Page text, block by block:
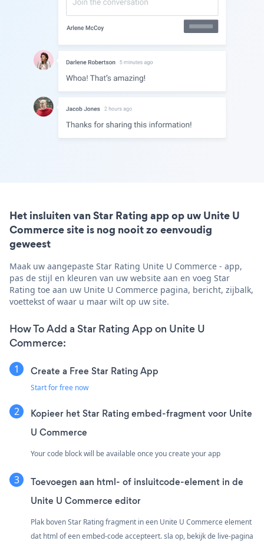
Het insluiten van Star Rating app op uw Unite U
Commerce site is nog nooit zo eenvoudig
geweest
Maak uw aangepaste Star Rating Unite U Commerce - app,
pas de stijl en kleuren van uw website aan en voeg Star
Rating toe aan uw Unite U Commerce pagina, bericht, zijbalk,
voettekst of waar u maar wilt op uw site.
How To Add a Star Rating App on Unite U
Commerce:
Create a Free Star Rating App
Start for free now
Kopieer het Star Rating embed-fragment voor Unite
U Commerce
Your code block will be available once you create your app
Toevoegen aan html- of insluitcode-element in de
Unite U Commerce editor
Plak boven Star Rating fragment in een Unite U Commerce element
dat html of een embed-code accepteert. sla op, bekijk de live-pagina